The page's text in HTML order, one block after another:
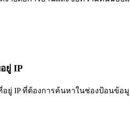
ยู่ IP
ยู่ IP ที่ต้องการค้นหาในช่องป้อนข้อ